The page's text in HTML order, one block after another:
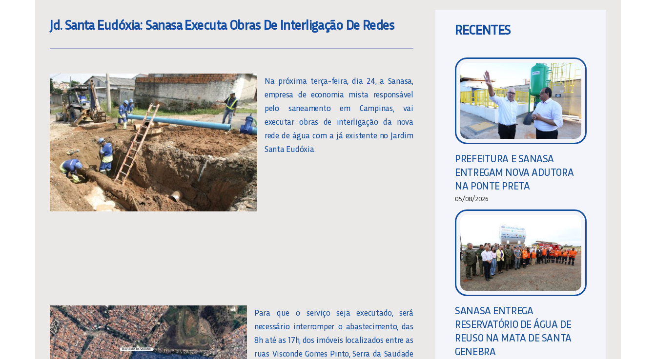
Jd. Santa Eudóxia: Sanasa Executa Obras De Interligação De Redes
Na próxima terça-feira, dia 24, a Sanasa,
empresa de economia mista responsável
pelo saneamento em Campinas, vai
executar obras de interligação da nova
rede de água com a já existente no Jardim
Santa Eudóxia.
Para que o serviço seja executado, será
necessário interromper o abastecimento, das
8h até as 17h, dos imóveis localizados entre as
ruas Visconde Gomes Pinto, Serra da Saudade
RECENTES
PREFEITURA E SANASA
ENTREGAM NOVA ADUTORA
NA PONTE PRETA
05/08/2026
SANASA ENTREGA
RESERVATÓRIO DE ÁGUA DE
REUSO NA MATA DE SANTA
GENEBRA